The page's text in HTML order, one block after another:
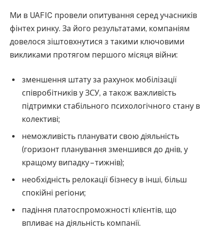
Ми в UAFIC провели опитування серед учасників
фінтех ринку. За його результатами, компаніям
довелося зіштовхнутися з такими ключовими
викликами протягом першого місяця війни:
зменшення штату за рахунок мобілізації
співробітників у ЗСУ, а також важливість
підтримки стабільного психологічного стану в
колективі;
неможливість планувати свою діяльність
(горизонт планування зменшився до днів, у
кращому випадку – тижнів);
необхідність релокації бізнесу в інші, більш
спокійні регіони;
падіння платоспроможності клієнтів, що
впливає на діяльність компанії.